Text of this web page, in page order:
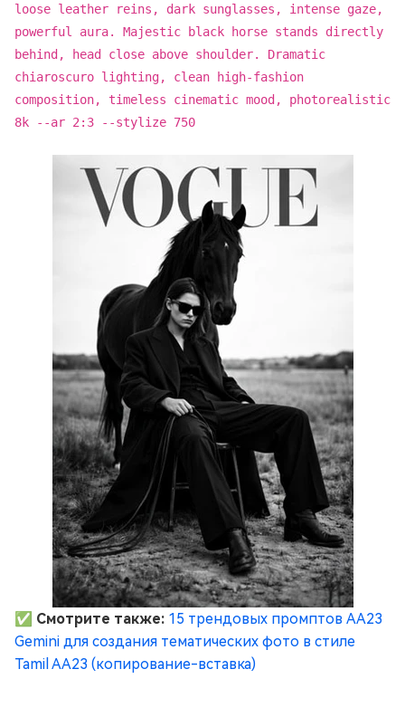
loose leather reins, dark sunglasses, intense gaze,
powerful aura. Majestic black horse stands directly
behind, head close above shoulder. Dramatic
chiaroscuro lighting, clean high-fashion
composition, timeless cinematic mood, photorealistic
8k --ar 2:3 --stylize 750
✅ Смотрите также: 15 трендовых промптов AA23
Gemini для создания тематических фото в стиле
Tamil AA23 (копирование-вставка)